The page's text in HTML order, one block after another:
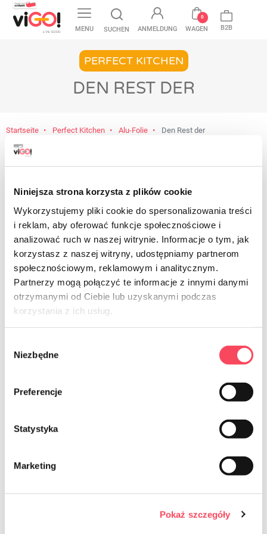
Niniejsza strona korzysta z plików cookie
Wykorzystujemy pliki cookie do spersonalizowania treści
i reklam, aby oferować funkcje społecznościowe i
analizować ruch w naszej witrynie. Informacje o tym, jak
korzystasz z naszej witryny, udostępniamy partnerom
społecznościowym, reklamowym i analitycznym.
Partnerzy mogą połączyć te informacje z innymi danymi
otrzymanymi od Ciebie lub uzyskanymi podczas
korzystania z ich usług.
zgody
Niezbędne
Preferencje
Statystyka
Marketing
Pokaż szczegóły
MENU SUCHEN ANMELDUNG WAGEN
0
B2B
PERFECT KITCHEN
DEN REST DER
Startseite Perfect Kitchen Alu-Folie Den Rest der
Noch keine Produkte verfügbar
Bleiben Sie dran! Sobald weitere Produkte
NEWSLETTER
Sign up for the newsletter
Ich bin damit einverstanden, dass kommerzielle Informationen
mittels elektronischer Kommunikation im Sinne des Gesetzes vom
18. Juli 2002 über die Erbringung elektronischer Dienstleistungen
die in Bezug auf die von The angebotenen Dienstleistungen
durch Klick auf den entsprechenden Link am Ende der E-Mail